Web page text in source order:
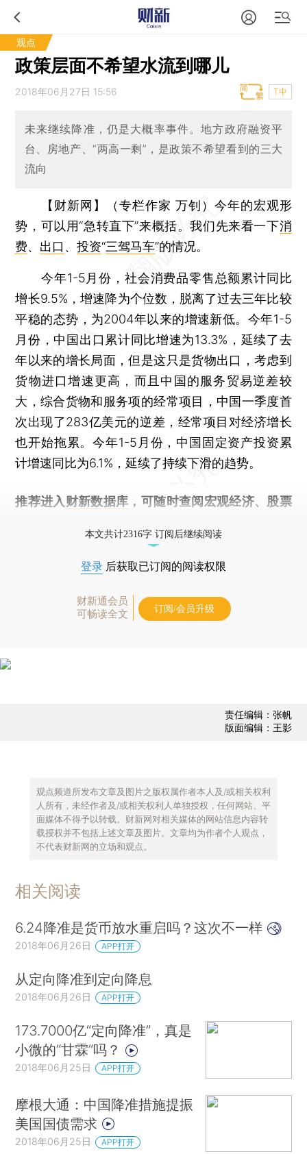
观点
政策层面不希望水流到哪儿
2018年06月27日 15:56 T中
未来继续降准，仍是大概率事件。地方政府融资平
台、房地产、“两高一剩”，是政策不希望看到的三大
流向
【财新网】（专栏作家 万钊） 今年的宏观形
势，可以用“急转直下”来概括。我们先来看一下消
费、 出口 、投资“三驾马车”的情况。
今年1-5月份，社会消费品零售总额累计同比
增长9.5%，增速降为个位数，脱离了过去三年比较
平稳的态势，为2004年以来的增速新低。今年1-5
月份，中国出口累计同比增速为13.3%，延续了去
年以来的增长局面，但是这只是货物出口，考虑到
货物进口增速更高，而且中国的服务贸易逆差较
大，综合货物和服务项的经常项目，中国一季度首
次出现了283亿美元的逆差，经常项目对经济增长
也开始拖累。今年1-5月份，中国固定资产投资累
计增速同比为6.1%，延续了持续下滑的趋势。
推荐进入 财新数据库 ，可随时查阅宏观经济、股票
本文共计2316字 订阅后继续阅读
登录 后获取已订阅的阅读权限
财新通会员
可畅读全文
订阅/会员升级
责任编辑：张帆
版面编辑：王影
观点频道所发布文章及图片之版权属作者本人及/或相关权利
人所有，未经作者及/或相关权利人单独授权，任何网站、平
面媒体不得予以转载。财新网对相关媒体的网站信息内容转
载授权并不包括上述文章及图片。文章均为作者个人观点，
不代表财新网的立场和观点。
相关阅读
6.24降准是货币放水重启吗？这次不一样
2018年06月26日 APP打开
从定向降准到定向降息
2018年06月26日 APP打开
173.7000亿“定向降准”，真是
小微的“甘霖”吗？
2018年06月25日 APP打开
摩根大通：中国降准措施提振
美国国债需求
2018年06月25日 APP打开